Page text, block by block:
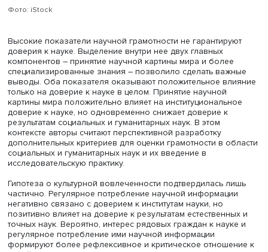
культурной вовлеченностью в науку.
областям значительно слабее представлений о
развития науки и благонамеренности ученых. Поэтому
научной коммуникации следует большее внимание
на достижимые выгоды науки и их значимость в
повседневной жизни, полагают авторы публикации.